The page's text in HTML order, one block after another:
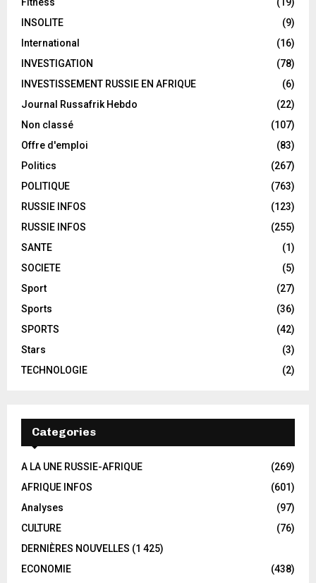
INSOLITE
(9)
International
(16)
INVESTIGATION
(78)
INVESTISSEMENT RUSSIE EN AFRIQUE
(6)
Journal Russafrik Hebdo
(22)
Non classé
(107)
Offre d'emploi
(83)
Politics
(267)
POLITIQUE
(763)
RUSSIE INFOS
(123)
RUSSIE INFOS
(255)
SANTE
(1)
SOCIETE
(5)
Sport
(27)
Sports
(36)
SPORTS
(42)
Stars
(3)
TECHNOLOGIE
(2)
Categories
A LA UNE RUSSIE-AFRIQUE
(269)
AFRIQUE INFOS
(601)
Analyses
(97)
CULTURE
(76)
DERNIÈRES NOUVELLES (1 425)
ECONOMIE
(438)